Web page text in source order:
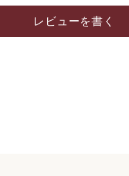
レビューを書く